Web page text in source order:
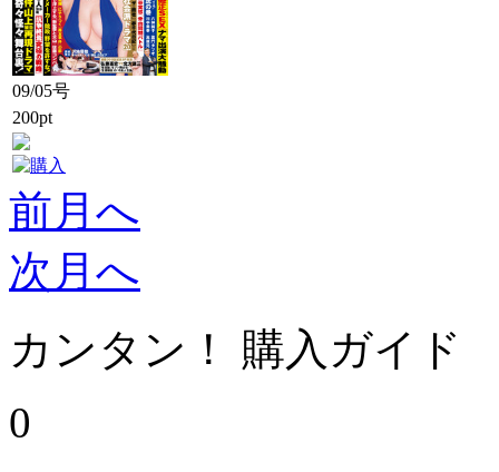
09/05号
200pt
前月へ
次月へ
カンタン！ 購入ガイド
0